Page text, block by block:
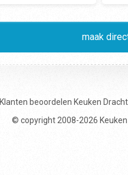
maak
Klanten beoordelen Keuken
© copyright 2008-2026